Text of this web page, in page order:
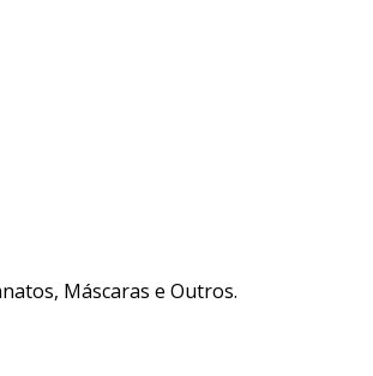
Máscaras e Outros.